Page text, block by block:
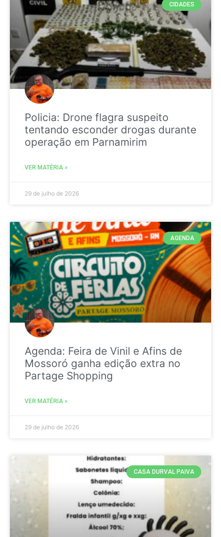
CIDADES
Policia: Drone flagra suspeito
tentando esconder drogas durante
operação em Parnamirim
VER MATÉRIA »
29 de julho de 2026
AGENDA
Agenda: Feira de Vinil e Afins de
Mossoró ganha edição extra no
Partage Shopping
VER MATÉRIA »
29 de julho de 2026
CASA DURVAL PAIVA